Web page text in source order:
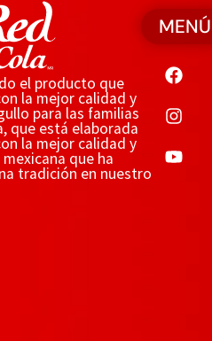
el producto que
la mejor calidad y
para las familias
que está elaborada
la mejor calidad y
que ha
tradición en nuestro
MENÚ